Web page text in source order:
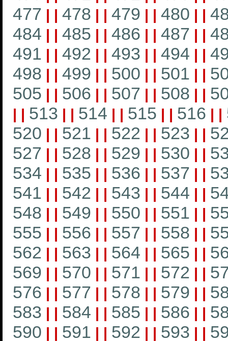
477 | | 478 | | 479 | | 480 | |
484 | | 485 | | 486 | | 487 | |
491 | | 492 | | 493 | | 494 | |
498 | | 499 | | 500 | | 501 | |
505 | | 506 | | 507 | | 508 | |
| | 513 | | 514 | | 515 | | 516 | |
520 | | 521 | | 522 | | 523 | |
527 | | 528 | | 529 | | 530 | |
534 | | 535 | | 536 | | 537 | |
541 | | 542 | | 543 | | 544 | |
548 | | 549 | | 550 | | 551 | |
555 | | 556 | | 557 | | 558 | |
562 | | 563 | | 564 | | 565 | |
569 | | 570 | | 571 | | 572 | |
576 | | 577 | | 578 | | 579 | |
583 | | 584 | | 585 | | 586 | |
590 | | 591 | | 592 | | 593 | |